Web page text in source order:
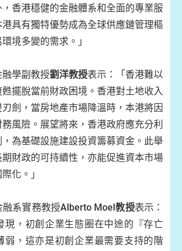
香港穩健的金融體系和全面的專業服
具有獨特優勢成為全球供應鏈管理樞
境多變的需求。」
學副教授劉洋教授表示：「香港難以
擺脫當前財政困境。香港對土地收入
劍，當房地產市場降溫時，本港將因
風險。展望將來，香港政府應充分利
為基礎設施建設投資籌募資金。此舉
財政的可持續性，亦能促進資本市場
化。」
系實務教授Alberto Moel教授表示：
現，初創企業生態圈在中途的『存亡
弱，這亦是初創企業最需要支持的階